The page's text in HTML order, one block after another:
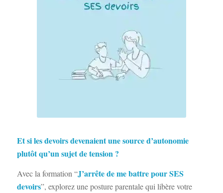
Et si les devoirs devenaient une source d’autonomie
plutôt qu’un sujet de tension ?
Avec la formation “J’arrête de me battre pour SES
devoirs”, explorez une posture parentale qui libère votre